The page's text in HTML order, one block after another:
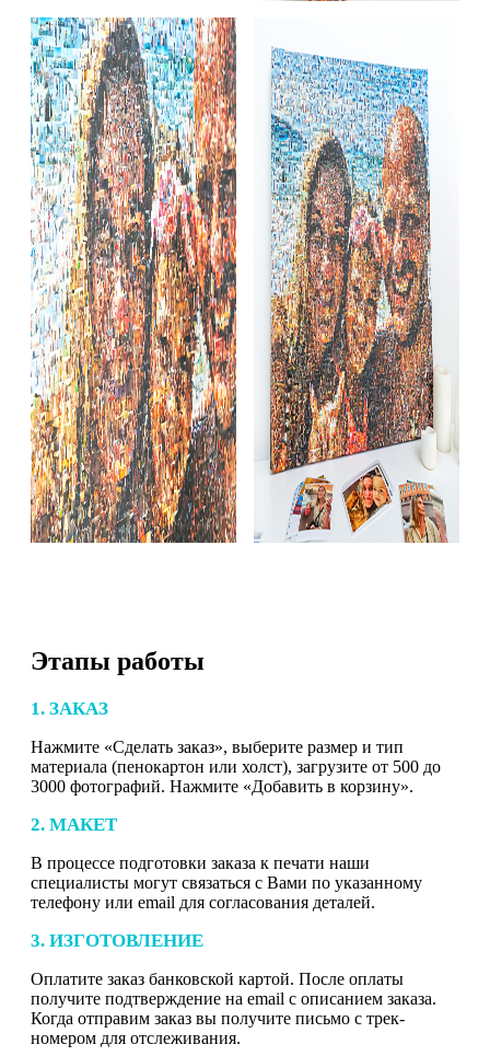
Этапы работы
1. ЗАКАЗ
Нажмите «Сделать заказ», выберите размер и тип
материала (пенокартон или холст), загрузите от 500 до
3000 фотографий. Нажмите «Добавить в корзину».
2. МАКЕТ
В процессе подготовки заказа к печати наши
специалисты могут связаться с Вами по указанному
телефону или email для согласования деталей.
3. ИЗГОТОВЛЕНИЕ
Оплатите заказ банковской картой. После оплаты
получите подтверждение на email с описанием заказа.
Когда отправим заказ вы получите письмо с трек-
номером для отслеживания.